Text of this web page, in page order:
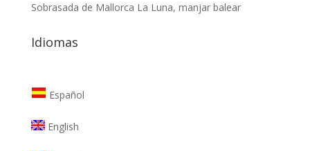
Sobrasada de Mallorca La Luna, manjar balear
Idiomas
Español
English